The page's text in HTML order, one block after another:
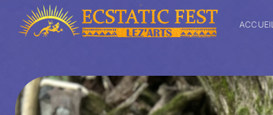
ACCUEIL